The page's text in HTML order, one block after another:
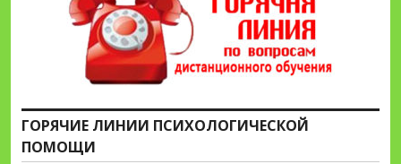
ГОРЯЧИЕ ЛИНИИ ПСИХОЛОГИЧЕСКОЙ
ПОМОЩИ